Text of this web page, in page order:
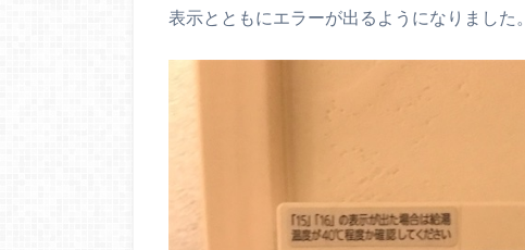
表示とともにエラーが出るようになりました。